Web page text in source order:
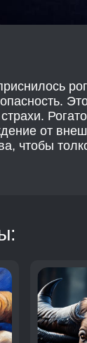
от
чтобы